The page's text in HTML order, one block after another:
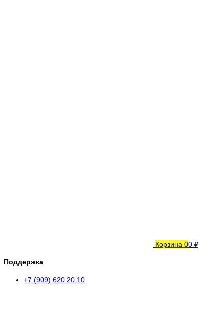
Корзина 00 ₽
Поддержка
+7 (909) 620 20 10